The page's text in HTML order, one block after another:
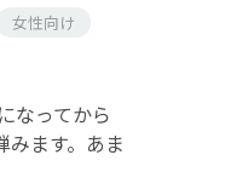
女性向け
なってから
ます。あま